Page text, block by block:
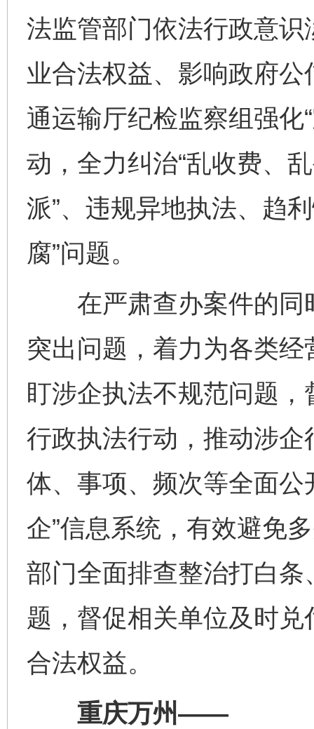
法监管部门依法行政意
业合法权益、影响政府
通运输厅纪检监察组强化
动，全力纠治“乱收费、
派”、违规异地执法、趋
腐”问题。
在严肃查办案件的同
突出问题，着力为各类
盯涉企执法不规范问题
行政执法行动，推动涉
体、事项、频次等全面公
企”信息系统，有效避免
部门全面排查整治打白
题，督促相关单位及时
合法权益。
重庆万州——